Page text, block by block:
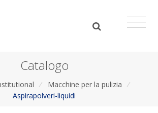
Catalogo
/ Macchine per la pulizia /
Aspirapolveri-liquidi